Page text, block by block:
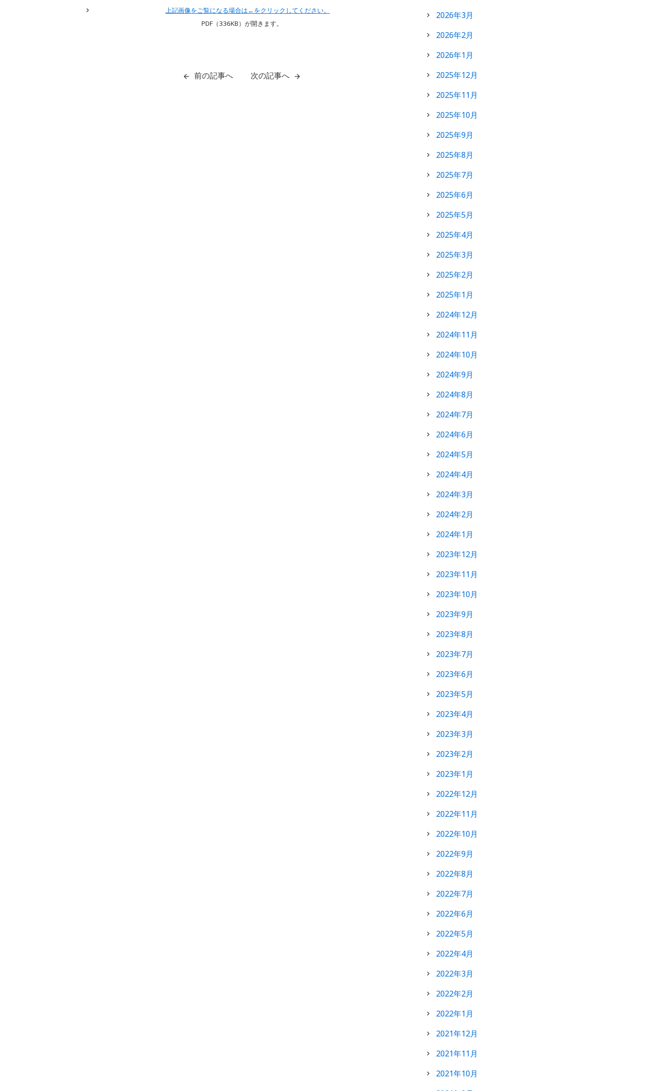
上記画像をご覧になる場合は←をクリックしてください。
PDF（336KB）が開きます。
前の記事へ 次の記事へ
2026年3月
2026年2月
2026年1月
2025年12月
2025年11月
2025年10月
2025年9月
2025年8月
2025年7月
2025年6月
2025年5月
2025年4月
2025年3月
2025年2月
2025年1月
2024年12月
2024年11月
2024年10月
2024年9月
2024年8月
2024年7月
2024年6月
2024年5月
2024年4月
2024年3月
2024年2月
2024年1月
2023年12月
2023年11月
2023年10月
2023年9月
2023年8月
2023年7月
2023年6月
2023年5月
2023年4月
2023年3月
2023年2月
2023年1月
2022年12月
2022年11月
2022年10月
2022年9月
2022年8月
2022年7月
2022年6月
2022年5月
2022年4月
2022年3月
2022年2月
2022年1月
2021年12月
2021年11月
2021年10月